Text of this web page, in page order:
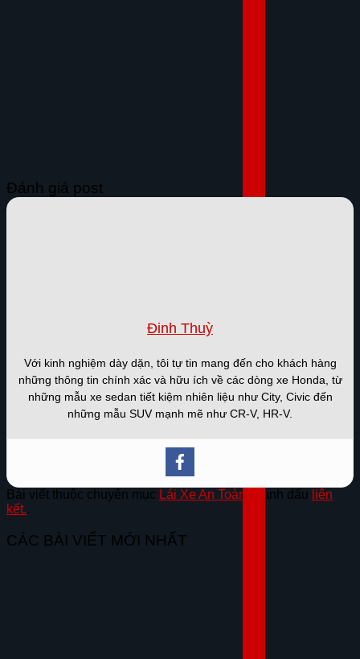
Đánh giá post
Đinh Thuỳ
Với kinh nghiệm dày dặn, tôi tự tin mang đến cho khách hàng
những thông tin chính xác và hữu ích về các dòng xe Honda, từ
những mẫu xe sedan tiết kiệm nhiên liệu như City, Civic đến
những mẫu SUV mạnh mẽ như CR-V, HR-V.
Bài viết thuộc chuyên mục Lái Xe An Toàn . Đánh dấu liên
kết..
CÁC BÀI VIẾT MỚI NHẤT